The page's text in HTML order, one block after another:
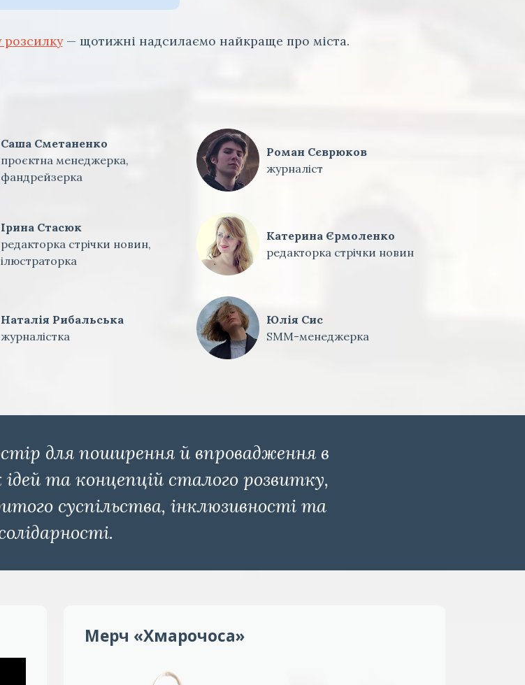
— щотижні надсилаємо найкраще про міста.
Саша Сметаненко
проєктна менеджерка,
фандрейзерка
Ірина Стасюк
редакторка стрічки новин,
ілюстраторка
Наталія Рибальська
журналістка
Роман Сєврюков
журналіст
Катерина Єрмоленко
редакторка стрічки новин
Юлія Сис
SMM-менеджерка
для поширення й впровадження в
ідей та концепцій сталого розвитку,
суспільства, інклюзивності та
Мерч «Хмарочоса»